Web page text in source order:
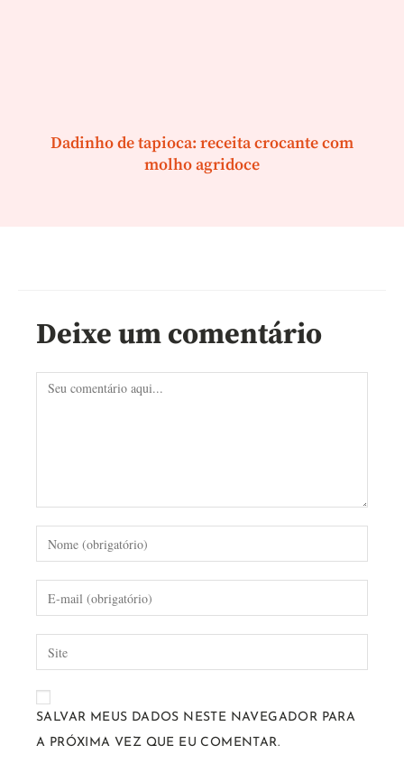
Dadinho de tapioca: receita crocante com
molho agridoce
Deixe um comentário
SALVAR MEUS DADOS NESTE NAVEGADOR PARA
A PRÓXIMA VEZ QUE EU COMENTAR.